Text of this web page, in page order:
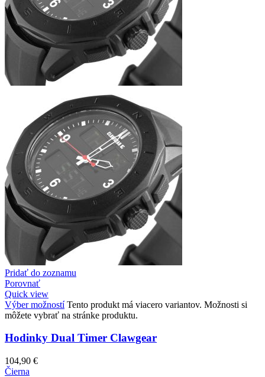
Pridať do zoznamu
Porovnať
Quick view
Výber možností Tento produkt má viacero variantov. Možnosti si
môžete vybrať na stránke produktu.
Hodinky Dual Timer Clawgear
104,90 €
Čierna